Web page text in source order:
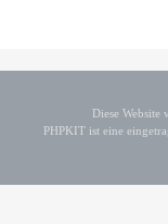
Diese
PHPKIT ist eine